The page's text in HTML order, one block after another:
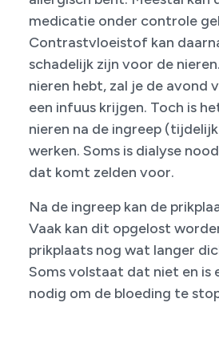
medi­catie onder controle
Con­trastvloeistof kan
schadelijk zijn voor de
nieren hebt, zal je de avond
een infuus krijgen. Toch is
nieren na de ingreep
werken. Soms is dialyse
dat komt zelden voor.
Na de ingreep kan de
Vaak kan dit opgelost
prikplaats nog wat langer
Soms volstaat dat niet en is
nodig om de bloeding te